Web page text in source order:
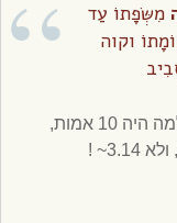
מִשְּׂפָתוֹ עַד
וקוה
כלומר – בעוד שקוטר אותו “ים” שעשה שלמה היה 10 אמות,
, ולא 3.14~ !